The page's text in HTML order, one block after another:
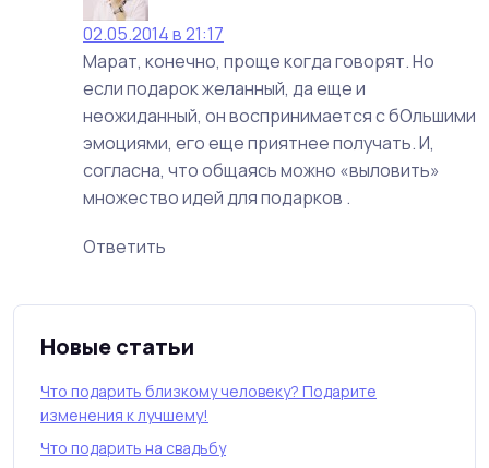
02.05.2014 в 21:17
Марат, конечно, проще когда говорят. Но
если подарок желанный, да еще и
неожиданный, он воспринимается с бОльшими
эмоциями, его еще приятнее получать. И,
согласна, что общаясь можно «выловить»
множество идей для подарков .
Ответить
Новые статьи
Что подарить близкому человеку? Подарите
изменения к лучшему!
Что подарить на свадьбу